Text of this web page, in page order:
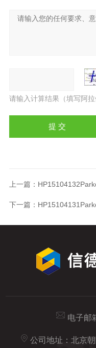
请输入计算结果（填写阿
上一篇：
下一篇：
电子邮
公司地址：北京